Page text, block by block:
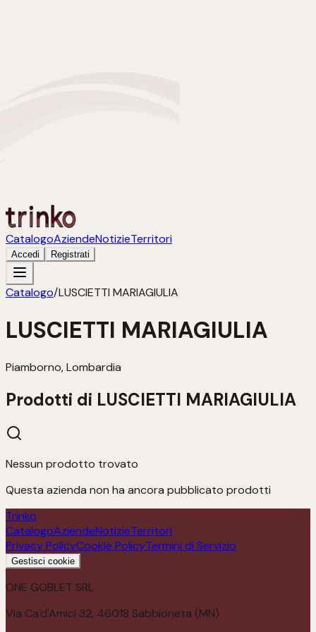
CatalogoAziendeNotizieTerritori
Accedi Registrati
Catalogo/LUSCIETTI MARIAGIULIA
LUSCIETTI MARIAGIULIA
Piamborno, Lombardia
Prodotti di LUSCIETTI MARIAGIULIA
Nessun prodotto trovato
Questa azienda non ha ancora pubblicato prodotti
Trinko
CatalogoAziendeNotizieTerritori
Privacy PolicyCookie PolicyTermini di Servizio
Gestisci cookie
ONE GOBLET SRL
Via Ca'd'Amici 32, 46018 Sabbioneta (MN)